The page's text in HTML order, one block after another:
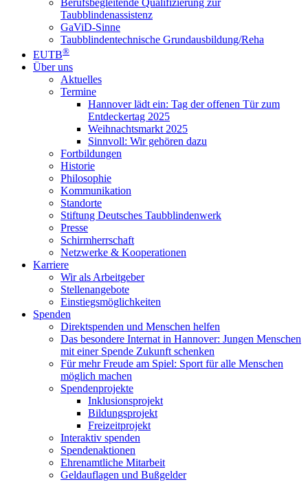
Berufsbegleitende Qualifizierung zur
Taubblindenassistenz
GaViD-Sinne
Taubblindentechnische Grundausbildung/Reha
EUTB®
Über uns
Aktuelles
Termine
Hannover lädt ein: Tag der offenen Tür zum
Entdeckertag 2025
Weihnachtsmarkt 2025
Sinnvoll: Wir gehören dazu
Fortbildungen
Historie
Philosophie
Kommunikation
Standorte
Stiftung Deutsches Taubblindenwerk
Presse
Schirmherrschaft
Netzwerke & Kooperationen
Karriere
Wir als Arbeitgeber
Stellenangebote
Einstiegsmöglichkeiten
Spenden
Direktspenden und Menschen helfen
Das besondere Internat in Hannover: Jungen Menschen
mit einer Spende Zukunft schenken
Für mehr Freude am Spiel: Sport für alle Menschen
möglich machen
Spendenprojekte
Inklusionsprojekt
Bildungsprojekt
Freizeitprojekt
Interaktiv spenden
Spendenaktionen
Ehrenamtliche Mitarbeit
Geldauflagen und Bußgelder